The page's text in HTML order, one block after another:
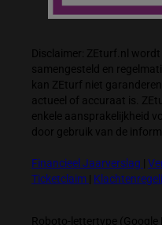
Disclaimer: ZEturf.nl
samengesteld en
kan ZEturf niet
actueel of accuraat is.
enkele aansprakelijkheid
door gebruik van de
Financieel Jaarverslag
Ticketclaim
Roboto-lettertype (Google